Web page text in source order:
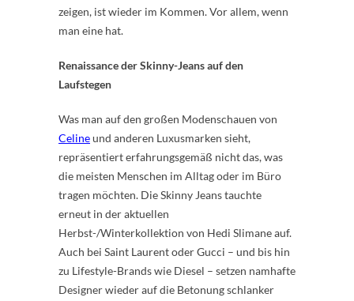
zeigen, ist wieder im Kommen. Vor allem, wenn
man eine hat.
Renaissance der Skinny-Jeans auf den
Laufstegen
Was man auf den großen Modenschauen von
Celineund anderen Luxusmarken sieht,
repräsentiert erfahrungsgemäß nicht das, was
die meisten Menschen im Alltag oder im Büro
tragen möchten. Die Skinny Jeans tauchte
erneut in der aktuellen
Herbst-/Winterkollektion von Hedi Slimane auf.
Auch bei Saint Laurent oder Gucci – und bis hin
zu Lifestyle-Brands wie Diesel – setzen namhafte
Designer wieder auf die Betonung schlanker